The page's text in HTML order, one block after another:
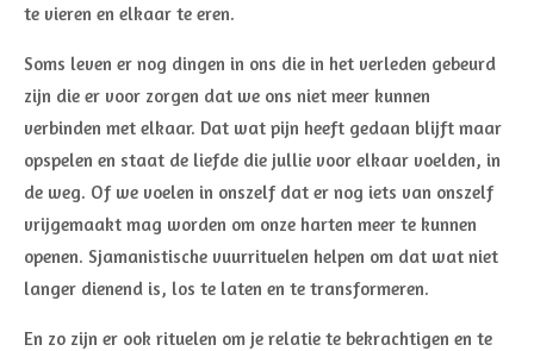
te vieren en elkaar te eren.
Soms leven er nog dingen in ons die in het verleden gebeurd
zijn die er voor zorgen dat we ons niet meer kunnen
verbinden met elkaar. Dat wat pijn heeft gedaan blijft maar
opspelen en staat de liefde die jullie voor elkaar voelden, in
de weg. Of we voelen in onszelf dat er nog iets van onszelf
vrijgemaakt mag worden om onze harten meer te kunnen
openen. Sjamanistische vuurrituelen helpen om dat wat niet
langer dienend is, los te laten en te transformeren.
En zo zijn er ook rituelen om je relatie te bekrachtigen en te